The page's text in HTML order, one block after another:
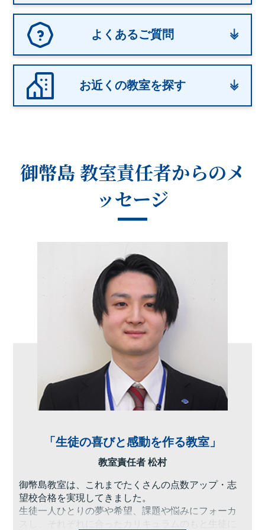
よくあるご質問
お近くの教室を探す
御幣島 教室責任者からのメ
ッセージ
「生徒の喜びと感動を作る教室」
教室責任者 松村
御幣島教室は、これまでたくさんの点数アップ・志
望校合格を実現してきました。
生徒一人ひとりの夢や希望、課題や悩みにフォーカ